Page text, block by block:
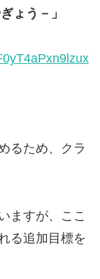
ょう－」
るため、クラ
ますが、ここ
る追加目標を